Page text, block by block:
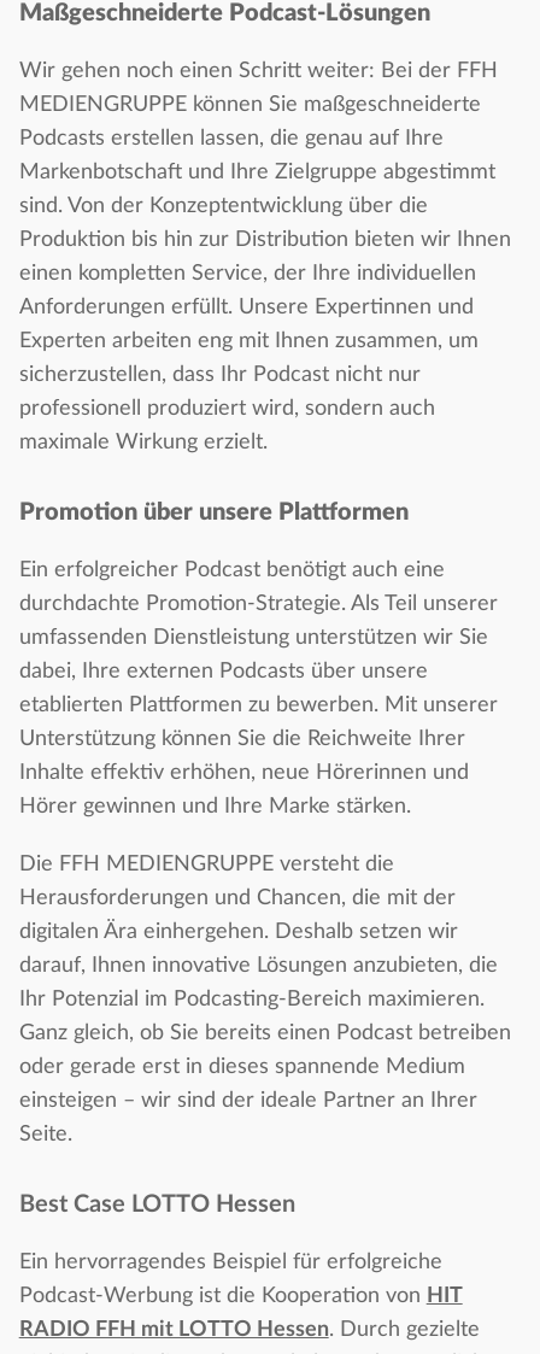
Maßgeschneiderte Podcast-Lösungen
Wir gehen noch einen Schritt weiter: Bei der FFH
MEDIENGRUPPE können Sie maßgeschneiderte
Podcasts erstellen lassen, die genau auf Ihre
Markenbotschaft und Ihre Zielgruppe abgestimmt
sind. Von der Konzeptentwicklung über die
Produktion bis hin zur Distribution bieten wir Ihnen
einen kompletten Service, der Ihre individuellen
Anforderungen erfüllt. Unsere Expertinnen und
Experten arbeiten eng mit Ihnen zusammen, um
sicherzustellen, dass Ihr Podcast nicht nur
professionell produziert wird, sondern auch
maximale Wirkung erzielt.
Promotion über unsere Plattformen
Ein erfolgreicher Podcast benötigt auch eine
durchdachte Promotion-Strategie. Als Teil unserer
umfassenden Dienstleistung unterstützen wir Sie
dabei, Ihre externen Podcasts über unsere
etablierten Plattformen zu bewerben. Mit unserer
Unterstützung können Sie die Reichweite Ihrer
Inhalte effektiv erhöhen, neue Hörerinnen und
Hörer gewinnen und Ihre Marke stärken.
Die FFH MEDIENGRUPPE versteht die
Herausforderungen und Chancen, die mit der
digitalen Ära einhergehen. Deshalb setzen wir
darauf, Ihnen innovative Lösungen anzubieten, die
Ihr Potenzial im Podcasting-Bereich maximieren.
Ganz gleich, ob Sie bereits einen Podcast betreiben
oder gerade erst in dieses spannende Medium
einsteigen – wir sind der ideale Partner an Ihrer
Seite.
Best Case LOTTO Hessen
Ein hervorragendes Beispiel für erfolgreiche
Podcast-Werbung ist die Kooperation von HIT
RADIO FFH mit LOTTO Hessen. Durch gezielte